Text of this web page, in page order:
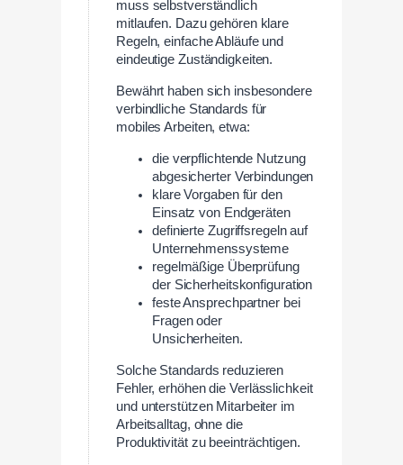
muss selbstverständlich
mitlaufen. Dazu gehören klare
Regeln, einfache Abläufe und
eindeutige Zuständigkeiten.
Bewährt haben sich insbesondere
verbindliche Standards für
mobiles Arbeiten, etwa:
die verpflichtende Nutzung
abgesicherter Verbindungen
klare Vorgaben für den
Einsatz von Endgeräten
definierte Zugriffsregeln auf
Unternehmenssysteme
regelmäßige Überprüfung
der Sicherheitskonfiguration
feste Ansprechpartner bei
Fragen oder
Unsicherheiten.
Solche Standards reduzieren
Fehler, erhöhen die Verlässlichkeit
und unterstützen Mitarbeiter im
Arbeitsalltag, ohne die
Produktivität zu beeinträchtigen.